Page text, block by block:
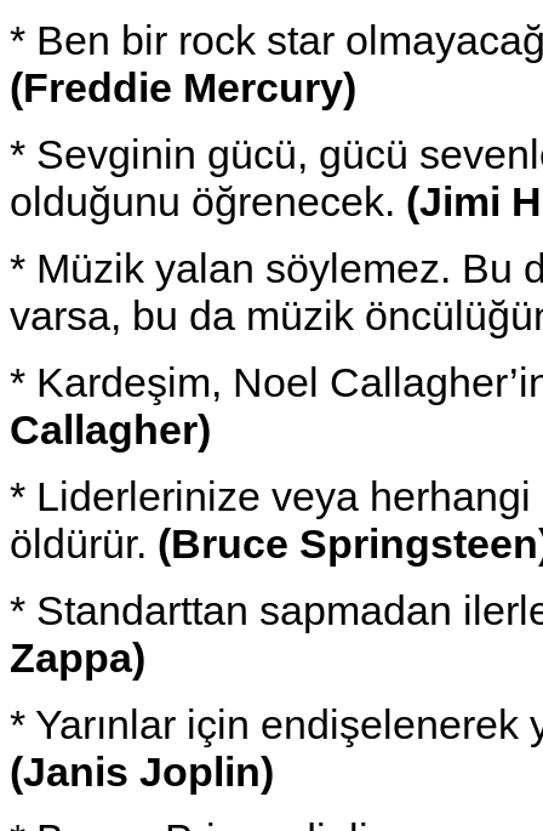
* Ben bir rock star
(Freddie Mercury)
* Sevginin gücü, gücü
olduğunu öğrenecek. (Jimi
* Müzik yalan söylemez. Bu
varsa, bu da müzik
* Kardeşim, Noel Callagher’in
Callagher)
* Liderlerinize veya
öldürür. (Bruce
* Standarttan sapmadan
Zappa)
* Yarınlar için
(Janis Joplin)